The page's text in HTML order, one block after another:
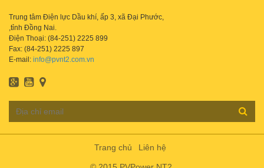
Trung tâm Điện lực Dầu khí, ấp 3, xã Đại Phước,
,tỉnh Đồng Nai.
Điện Thoại: (84-251) 2225 899
Fax: (84-251) 2225 897
E-mail: info@pvnt2.com.vn
Trang chủ Liên hệ